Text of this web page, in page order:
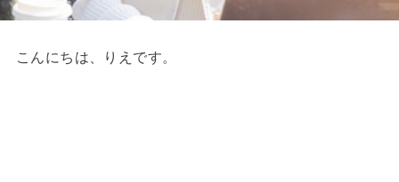
こんにちは、りえです。